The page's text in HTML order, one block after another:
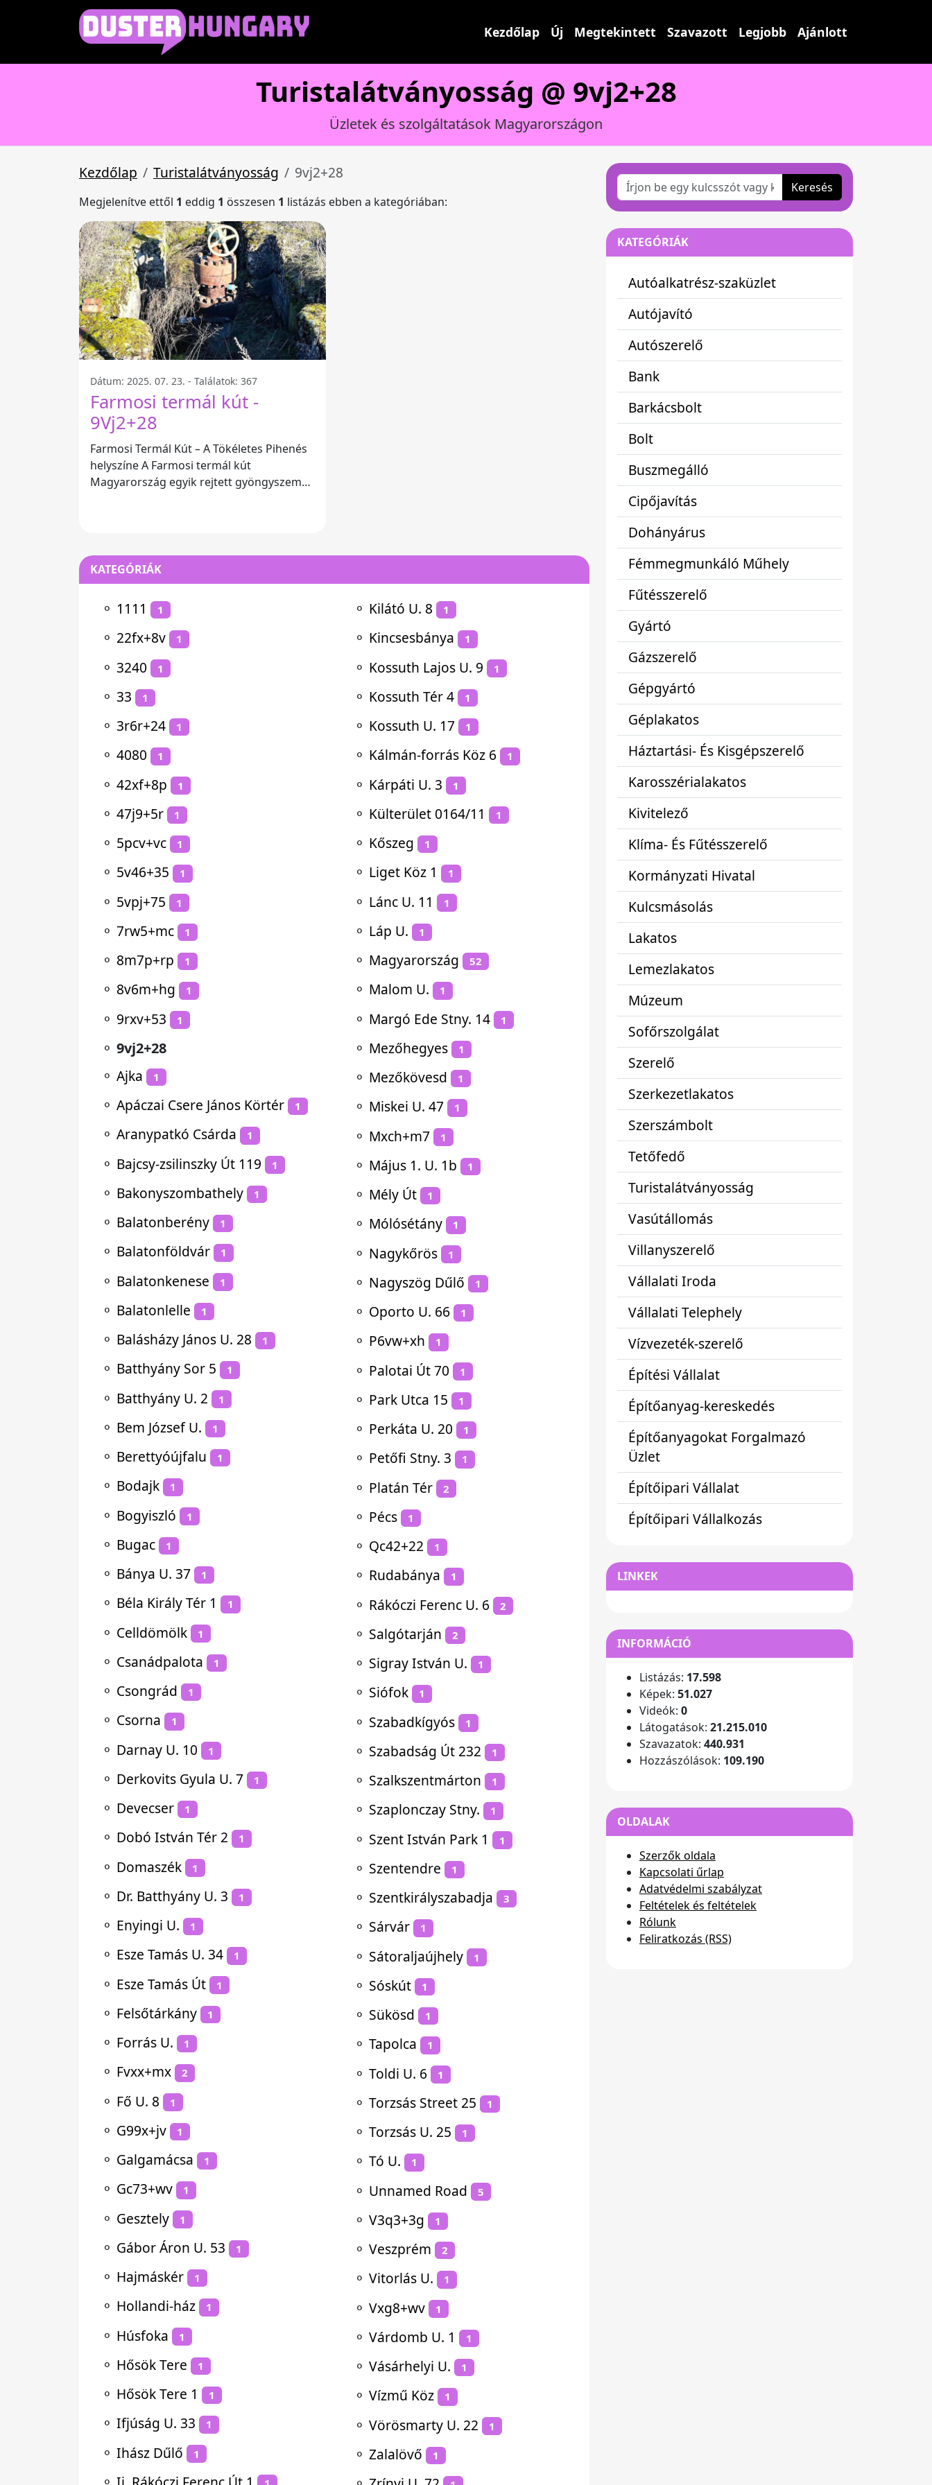
Kezdőlap Új Megtekintett Szavazott Legjobb Ajánlott
Turistalátványosság @ 9vj2+28
Üzletek és szolgáltatások Magyarországon
Kezdőlap Turistalátványosság 9vj2+28
Megjelenítve ettől 1 eddig 1 összesen 1 listázás ebben a kategóriában:
Dátum: 2025. 07. 23. - Találatok: 367
Farmosi termál kút -
9Vj2+28
Farmosi Termál Kút – A Tökéletes Pihenés
helyszíne A Farmosi termál kút
Magyarország egyik rejtett gyöngyszeme,
KATEGÓRIÁK
⚬ 1111 1
⚬ 22fx+8v 1
⚬ 3240 1
⚬ 33 1
⚬ 3r6r+24 1
⚬ 4080 1
⚬ 42xf+8p 1
⚬ 47j9+5r 1
⚬ 5pcv+vc 1
⚬ 5v46+35 1
⚬ 5vpj+75 1
⚬ 7rw5+mc 1
⚬ 8m7p+rp 1
⚬ 8v6m+hg 1
⚬ 9rxv+53 1
⚬ 9vj2+28
⚬ Ajka 1
⚬ Apáczai Csere János Körtér 1
⚬ Aranypatkó Csárda 1
⚬ Bajcsy-zsilinszky Út 119 1
⚬ Bakonyszombathely 1
⚬ Balatonberény 1
⚬ Balatonföldvár 1
⚬ Balatonkenese 1
⚬ Balatonlelle 1
⚬ Balásházy János U. 28 1
⚬ Batthyány Sor 5 1
⚬ Batthyány U. 2 1
⚬ Bem József U. 1
⚬ Berettyóújfalu 1
⚬ Bodajk 1
⚬ Bogyiszló 1
⚬ Bugac 1
⚬ Bánya U. 37 1
⚬ Béla Király Tér 1 1
⚬ Celldömölk 1
⚬ Csanádpalota 1
⚬ Csongrád 1
⚬ Csorna 1
⚬ Darnay U. 10 1
⚬ Derkovits Gyula U. 7 1
⚬ Devecser 1
⚬ Dobó István Tér 2 1
⚬ Domaszék 1
⚬ Dr. Batthyány U. 3 1
⚬ Enyingi U. 1
⚬ Esze Tamás U. 34 1
⚬ Esze Tamás Út 1
⚬ Felsőtárkány 1
⚬ Forrás U. 1
⚬ Fvxx+mx 2
⚬ Fő U. 8 1
⚬ G99x+jv 1
⚬ Galgamácsa 1
⚬ Gc73+wv 1
⚬ Gesztely 1
⚬ Gábor Áron U. 53 1
⚬ Hajmáskér 1
⚬ Hollandi-ház 1
⚬ Húsfoka 1
⚬ Hősök Tere 1
⚬ Hősök Tere 1 1
⚬ Ifjúság U. 33 1
⚬ Ihász Dűlő 1
⚬ Kilátó U. 8 1
⚬ Kincsesbánya 1
⚬ Kossuth Lajos U. 9 1
⚬ Kossuth Tér 4 1
⚬ Kossuth U. 17 1
⚬ Kálmán-forrás Köz 6 1
⚬ Kárpáti U. 3 1
⚬ Külterület 0164/11 1
⚬ Kőszeg 1
⚬ Liget Köz 1 1
⚬ Lánc U. 11 1
⚬ Láp U. 1
⚬ Magyarország 52
⚬ Malom U. 1
⚬ Margó Ede Stny. 14 1
⚬ Mezőhegyes 1
⚬ Mezőkövesd 1
⚬ Miskei U. 47 1
⚬ Mxch+m7 1
⚬ Május 1. U. 1b 1
⚬ Mély Út 1
⚬ Mólósétány 1
⚬ Nagykőrös 1
⚬ Nagyszög Dűlő 1
⚬ Oporto U. 66 1
⚬ P6vw+xh 1
⚬ Palotai Út 70 1
⚬ Park Utca 15 1
⚬ Perkáta U. 20 1
⚬ Petőfi Stny. 3 1
⚬ Platán Tér 2
⚬ Pécs 1
⚬ Qc42+22 1
⚬ Rudabánya 1
⚬ Rákóczi Ferenc U. 6 2
⚬ Salgótarján 2
⚬ Sigray István U. 1
⚬ Siófok 1
⚬ Szabadkígyós 1
⚬ Szabadság Út 232 1
⚬ Szalkszentmárton 1
⚬ Szaplonczay Stny. 1
⚬ Szent István Park 1 1
⚬ Szentendre 1
⚬ Szentkirályszabadja 3
⚬ Sárvár 1
⚬ Sátoraljaújhely 1
⚬ Sóskút 1
⚬ Sükösd 1
⚬ Tapolca 1
⚬ Toldi U. 6 1
⚬ Torzsás Street 25 1
⚬ Torzsás U. 25 1
⚬ Tó U. 1
⚬ Unnamed Road 5
⚬ V3q3+3g 1
⚬ Veszprém 2
⚬ Vitorlás U. 1
⚬ Vxg8+wv 1
⚬ Várdomb U. 1 1
⚬ Vásárhelyi U. 1
⚬ Vízmű Köz 1
⚬ Vörösmarty U. 22 1
⚬ Zalalövő 1
Keresés
KATEGÓRIÁK
Autóalkatrész-szaküzlet
Autójavító
Autószerelő
Bank
Barkácsbolt
Bolt
Buszmegálló
Cipőjavítás
Dohányárus
Fémmegmunkáló Műhely
Fűtésszerelő
Gyártó
Gázszerelő
Gépgyártó
Géplakatos
Háztartási- És Kisgépszerelő
Karosszérialakatos
Kivitelező
Klíma- És Fűtésszerelő
Kormányzati Hivatal
Kulcsmásolás
Lakatos
Lemezlakatos
Múzeum
Sofőrszolgálat
Szerelő
Szerkezetlakatos
Szerszámbolt
Tetőfedő
Turistalátványosság
Vasútállomás
Villanyszerelő
Vállalati Iroda
Vállalati Telephely
Vízvezeték-szerelő
Építési Vállalat
Építőanyag-kereskedés
Építőanyagokat Forgalmazó
Üzlet
Építőipari Vállalat
Építőipari Vállalkozás
LINKEK
INFORMÁCIÓ
Listázás: 17.598
Képek: 51.027
Videók: 0
Látogatások: 21.215.010
Szavazatok: 440.931
Hozzászólások: 109.190
OLDALAK
Szerzők oldala
Kapcsolati űrlap
Adatvédelmi szabályzat
Feltételek és feltételek
Rólunk
Feliratkozás (RSS)